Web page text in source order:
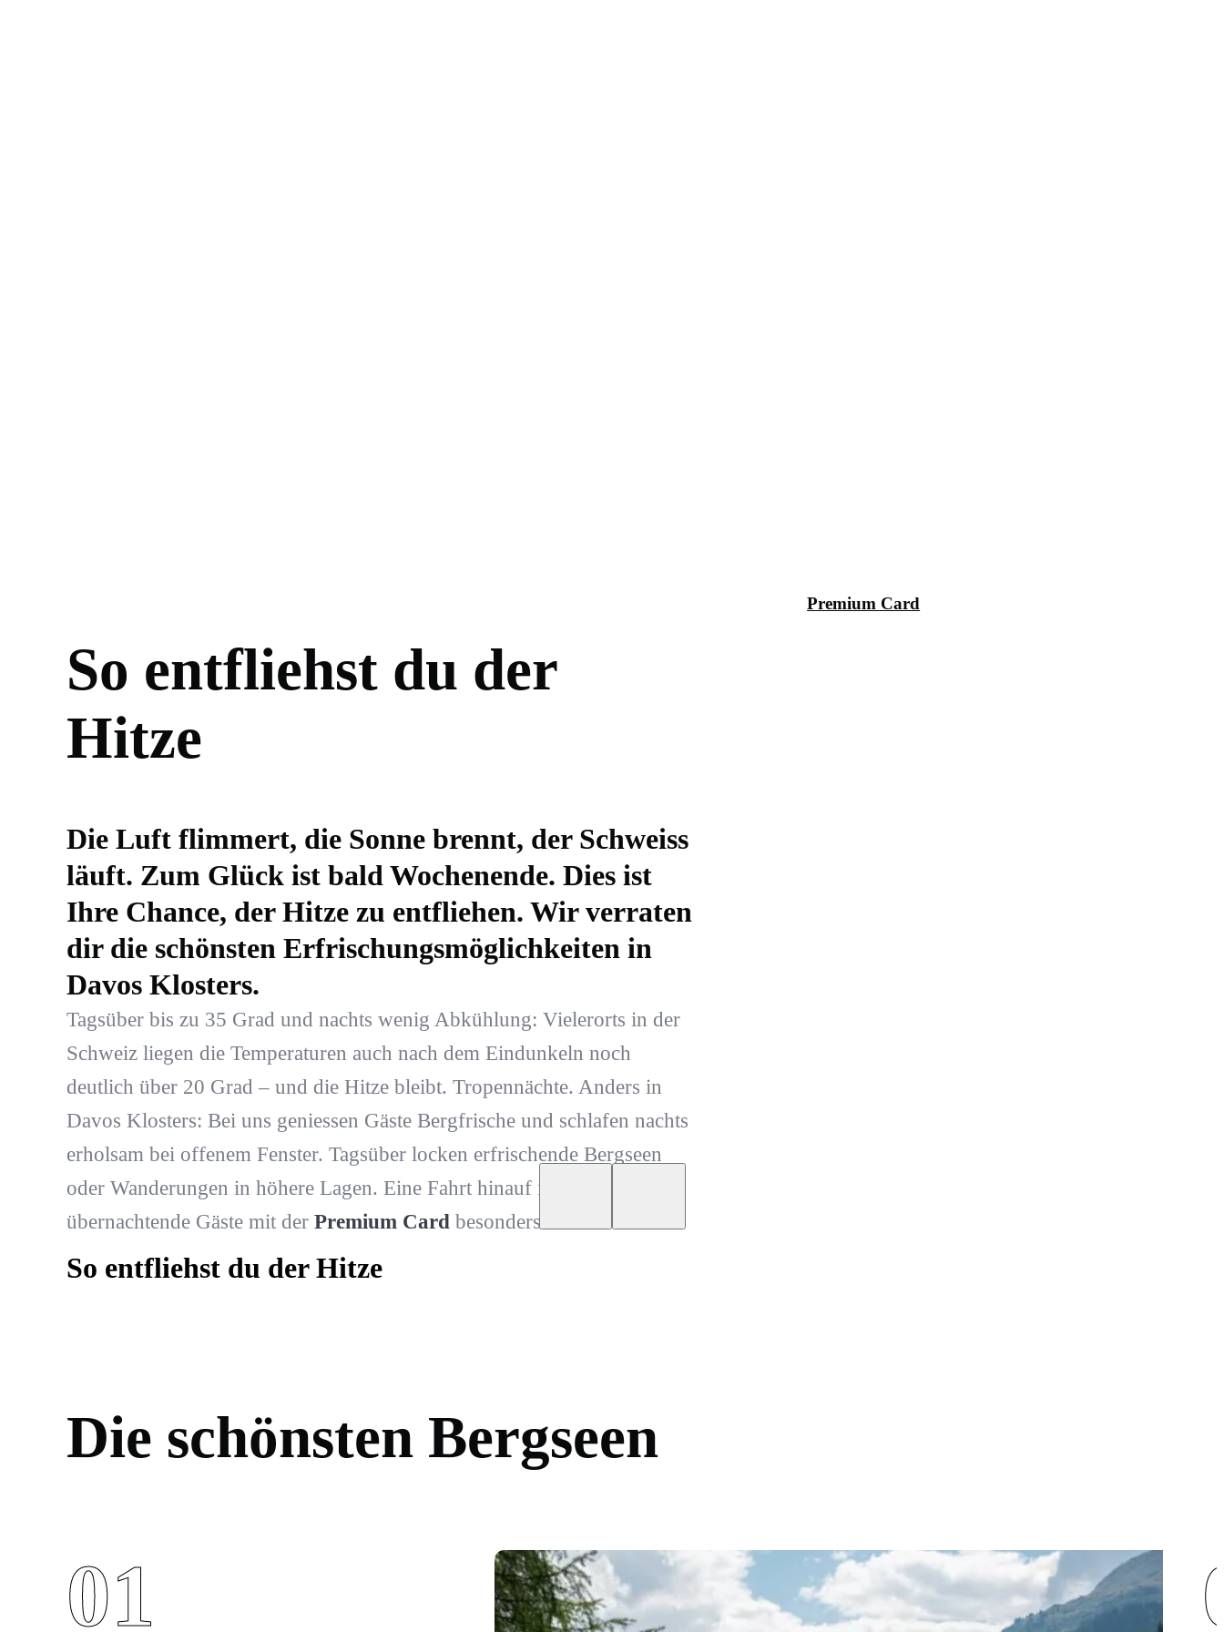
So entfliehst du der
Hitze
Die Luft flimmert, die Sonne brennt, der Schweiss
läuft. Zum Glück ist bald Wochenende. Dies ist
Ihre Chance, der Hitze zu entfliehen. Wir verraten
dir die schönsten Erfrischungsmöglichkeiten in
Davos Klosters.
Tagsüber bis zu 35 Grad und nachts wenig Abkühlung: Vielerorts in der
Schweiz liegen die Temperaturen auch nach dem Eindunkeln noch
deutlich über 20 Grad – und die Hitze bleibt. Tropennächte. Anders in
Davos Klosters: Bei uns geniessen Gäste Bergfrische und schlafen nachts
erholsam bei offenem Fenster. Tagsüber locken erfrischende Bergseen
oder Wanderungen in höhere Lagen. Eine Fahrt hinauf ist übrigens für
übernachtende Gäste mit der Premium Cardbesonders lukrativ.
So entfliehst du der Hitze
Premium Card
Die schönsten Bergseen
01